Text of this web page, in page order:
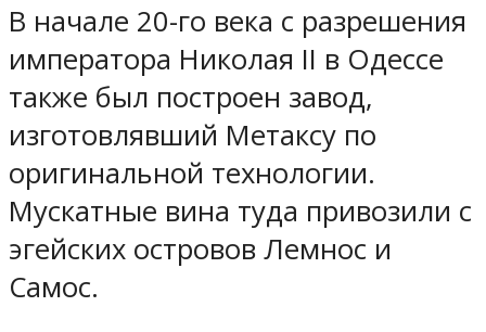
В начале 20-го века с разрешения
императора Николая II в Одессе
также был построен завод,
изготовлявший Метаксу по
оригинальной технологии.
Мускатные вина туда привозили с
эгейских островов Лемнос и
Самос.